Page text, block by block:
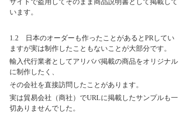
サイトで盗用してそのまま商品説明書として掲載して
います。
1.2 日本のオーダーも作ったことがあるとPRしてい
ますが実は制作したこともないことが大部分です。
輸入代行業者としてアリババ掲載の商品をオリジナル
に制作したく、
その会社を直接訪問したことがあります。
実は貿易会社（商社）でURLに掲載したサンプルも一
切ありませんでした。